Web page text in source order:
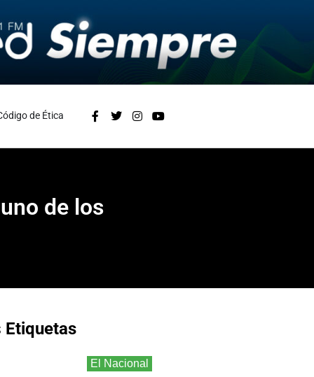
de Ética
de los
Etiquetas
El Nacional